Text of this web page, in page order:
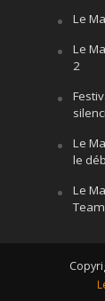
Le
Le
2
Le
le
Le